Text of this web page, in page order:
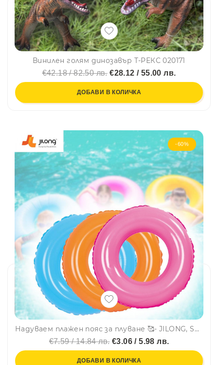
Винилен голям динозавър T-РЕКС 020171
€42.18 / 82.50 лв.€28.12 / 55.00 лв.
ДОБАВИ В КОЛИЧКА
-60%
Надуваем плажен пояс за плуване 🥰- JILONG, SUMMER ENJOY 47260
€7.59 / 14.84 лв.€3.06 / 5.98 лв.
ДОБАВИ В КОЛИЧКА